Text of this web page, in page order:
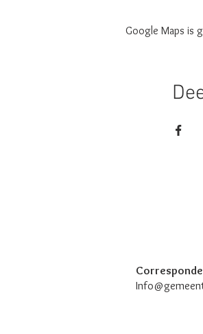
Google Maps is